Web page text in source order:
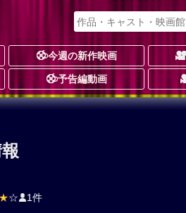
今週の新作映画
予告編動画
☆ 1件